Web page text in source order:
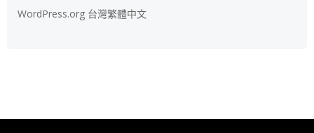
WordPress.org 台灣繁體中文